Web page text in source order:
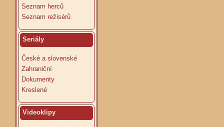
Seznam herců
Seznam režisérů
Seriály
České a slovenské
Zahraniční
Dokumenty
Kreslené
Videoklipy